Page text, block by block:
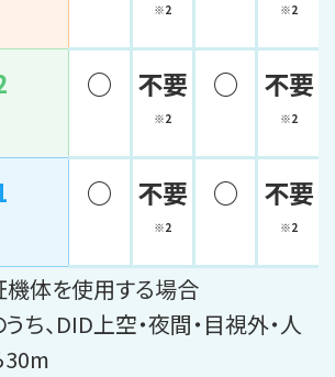
※2 ※2
○ 不要
※2
○ 不要
※2
○ 不要
※2
○ 不要
※2
体を使用する場合
ち、DID上空・夜間・目視外・人
30m